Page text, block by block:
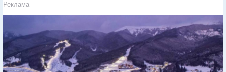
Реклама